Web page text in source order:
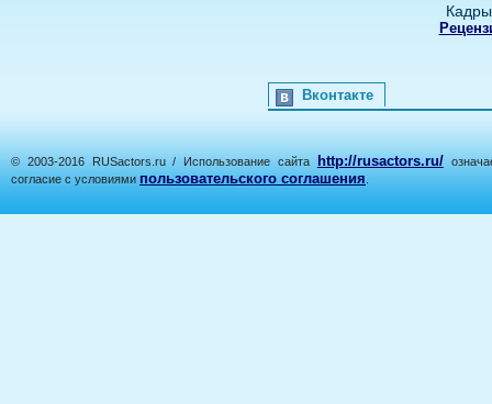
Вконтакте
© 2003-2016 RUSactors.ru / Использование сайта http://rusactors.ru/
согласие с условиями пользовательского соглашения